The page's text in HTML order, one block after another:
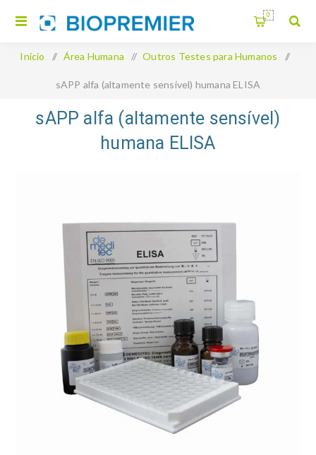
0
Início / Área Humana / Outros Testes para Humanos /
sAPP alfa (altamente sensível) humana ELISA
sAPP alfa (altamente sensível)
humana ELISA